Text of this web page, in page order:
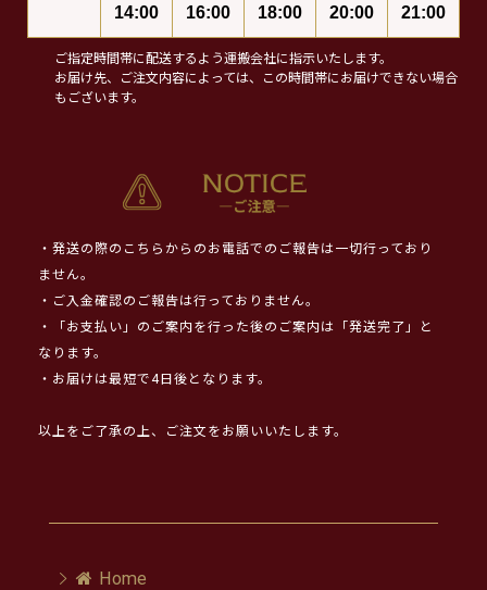
14:00
16:00
18:00
20:00
21:00
ご指定時間帯に配送するよう運搬会社に指示いたします。
お届け先、ご注文内容によっては、この時間帯にお届けできない場合
もございます。
・発送の際のこちらからのお電話でのご報告は一切行っており
ません。
・ご入金確認のご報告は行っておりません。
・「お支払い」のご案内を行った後のご案内は「発送完了」と
なります。
・お届けは最短で4日後となります。
以上をご了承の上、ご注文をお願いいたします。
Home